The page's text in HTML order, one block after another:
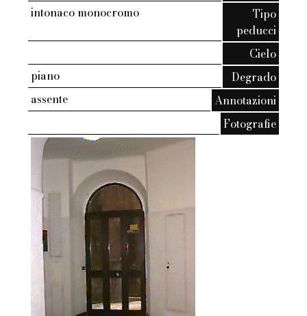
intonaco monocromo
Tipo
peducci
Cielo
piano
Degrado
assente
Annotazioni
Fotografie